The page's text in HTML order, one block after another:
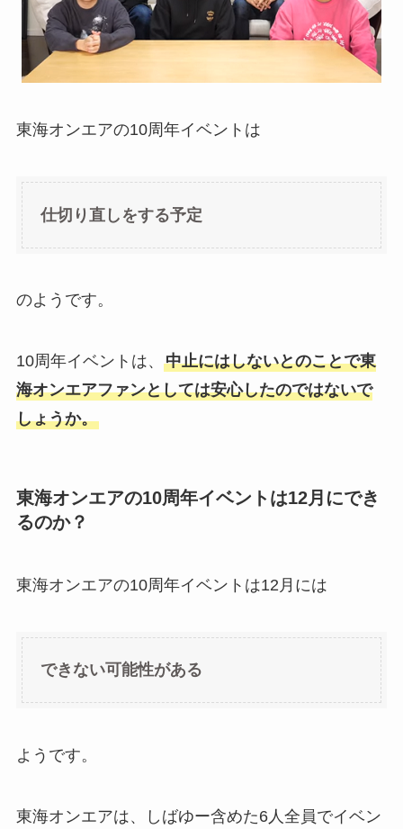
東海オンエアの10周年イベントは
仕切り直しをする予定
のようです。
10周年イベントは、 中止にはしないとのことで東
海オンエアファンとしては安心したのではないで
しょうか。
東海オンエアの10周年イベントは12月にでき
るのか？
東海オンエアの10周年イベントは12月には
できない可能性がある
ようです。
東海オンエアは、しばゆー含めた6人全員でイベン